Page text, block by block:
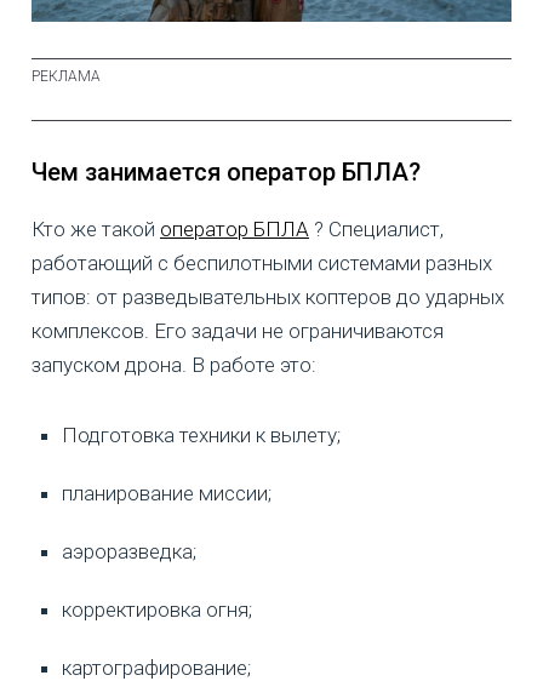
Чем занимается оператор БПЛА?
Кто же такой оператор БПЛА ? Специалист,
работающий с беспилотными системами разных
типов: от разведывательных коптеров до ударных
комплексов. Его задачи не ограничиваются
запуском дрона. В работе это:
Подготовка техники к вылету;
планирование миссии;
аэроразведка;
корректировка огня;
картографирование;